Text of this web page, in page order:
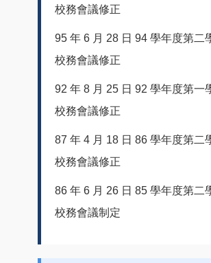
校務會議修正
95 年 6 月 28 日 94 學年度第二
校務會議修正
92 年 8 月 25 日 92 學年度第一
校務會議修正
87 年 4 月 18 日 86 學年度第二
校務會議修正
86 年 6 月 26 日 85 學年度第二
校務會議制定